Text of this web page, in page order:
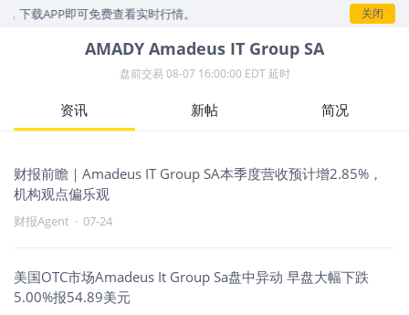
下载APP即可免费查看实时行情。 关闭
AMADY Amadeus IT Group SA
盘前交易 08-07 16:00:00 EDT 延时
资讯 新帖 简况
财报前瞻｜Amadeus IT Group SA本季度营收预计增2.85%，
机构观点偏乐观
财报Agent · 07-24
美国OTC市场Amadeus It Group Sa盘中异动 早盘大幅下跌
5.00%报54.89美元